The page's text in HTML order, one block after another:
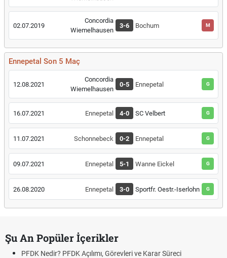
02.07.2019
Concordia
Wiemelhausen
3-6 Bochum M
Ennepetal Son 5 Maç
12.08.2021
Concordia
Wiemelhausen
0-5 Ennepetal G
16.07.2021 Ennepetal 4-0 SC Velbert G
11.07.2021 Schonnebeck 0-2 Ennepetal G
09.07.2021 Ennepetal 5-1 Wanne Eickel G
26.08.2020 Ennepetal 3-0 Sportfr. Oestr.-Iserlohn G
Şu An Popüler İçerikler
PFDK Nedir? PFDK Açılımı, Görevleri ve Karar Süreci